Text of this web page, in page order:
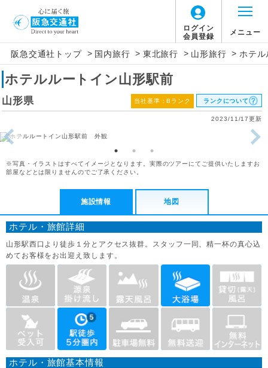
ログイン
会員登録
メニュー
阪急交通社トップ > 国内旅行 > 東北旅行 > 山形旅行 > ホテ
ホテルルートイン山形駅前
山形県 当社基準：Bランク ランクについて
2023/11/17更新
※写真・イラストはすべてイメージとなります。実際のツアーにてご提供いたしますお
部屋などとは限りませんのでご了承ください。
施設情報 地図
ホテル・旅館詳細
山形駅西口より徒歩１分とアクセス抜群。スタッフ一同、精一杯の真心込
めてお客様をお出迎え致します。
ホテル・旅館基本情報